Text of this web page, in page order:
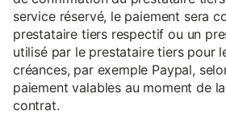
service réservé, le paiement sera
prestataire tiers respectif ou un
utilisé par le prestataire tiers pour
créances, par exemple Paypal,
paiement valables au moment de
contrat.